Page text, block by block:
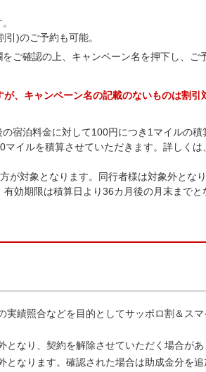
)のご予約も可能。
ご確認の上、キャンペーン名を押下し、ご
、キャンペーン名の記載のないものは割
宿泊料金に対して100円につき1マイルの積
イルを積算させていただきます。詳しく
対象となります。同行者様は対象外となり
効期限は積算日より36カ月後の月末までと
績照合などを目的としてサッポロ割＆ス
なり、契約を解除させていただく場合があ
なります。確認された場合は助成金分を追